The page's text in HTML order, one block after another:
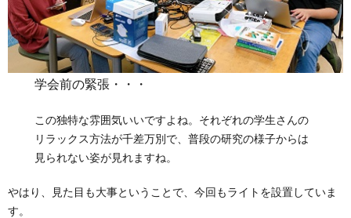
学会前の緊張・・・
この独特な雰囲気いいですよね。それぞれの学生さんの
リラックス方法が千差万別で、普段の研究の様子からは
見られない姿が見れますね。
やはり、見た目も大事ということで、今回もライトを設置していま
す。